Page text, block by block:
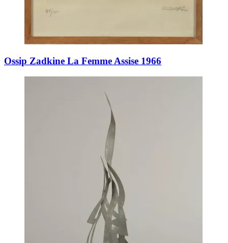
Ossip Zadkine La Femme Assise 1966